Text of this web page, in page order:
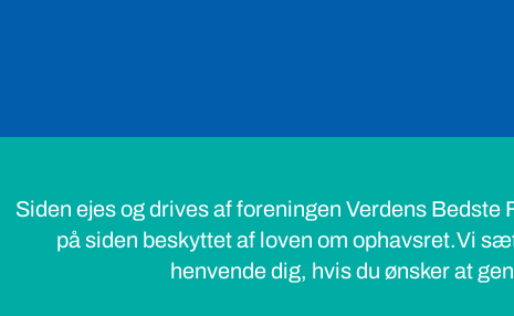
Siden ejes og drives af foreningen Verdens
på siden beskyttet af loven om ophavsret.Vi
henvende dig, hvis du ønsker at